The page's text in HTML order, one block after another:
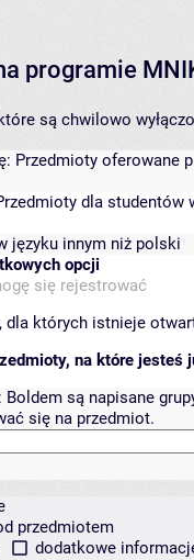
programie
są chwilowo
Przedmioty oferowane
dla studentów
języku innym niż polski
opcji
się rejestrować
których istnieje
na które jesteś
Boldem są napisane
się na przedmiot.
przedmiotem
dodatkowe